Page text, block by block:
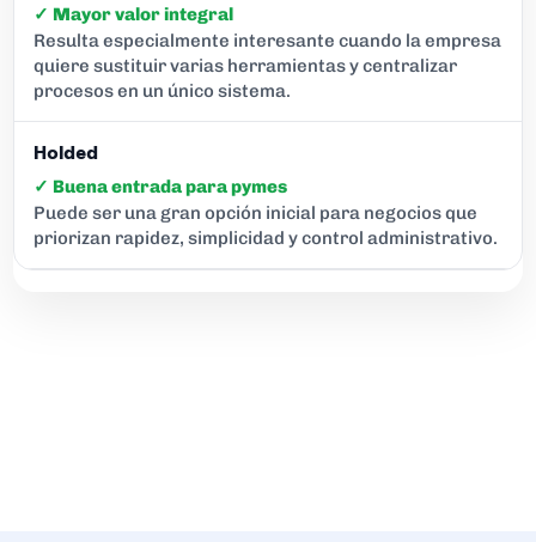
✓ Mayor valor integral
Resulta especialmente interesante cuando la empresa
quiere sustituir varias herramientas y centralizar
procesos en un único sistema.
✓ Buena entrada para pymes
Puede ser una gran opción inicial para negocios que
priorizan rapidez, simplicidad y control administrativo.